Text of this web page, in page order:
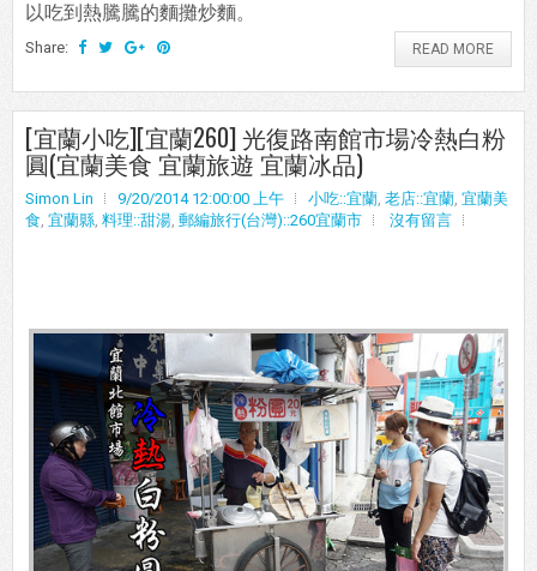
以吃到熱騰騰的麵攤炒麵。
Share: READ MORE
[宜蘭小吃][宜蘭260] 光復路南館市場冷熱白粉
圓(宜蘭美食 宜蘭旅遊 宜蘭冰品)
Simon Lin 9/20/2014 12:00:00 上午 小吃::宜蘭 老店::宜蘭 宜蘭美
食 宜蘭縣 料理::甜湯 郵編旅行(台灣)::260宜蘭市 沒有留言